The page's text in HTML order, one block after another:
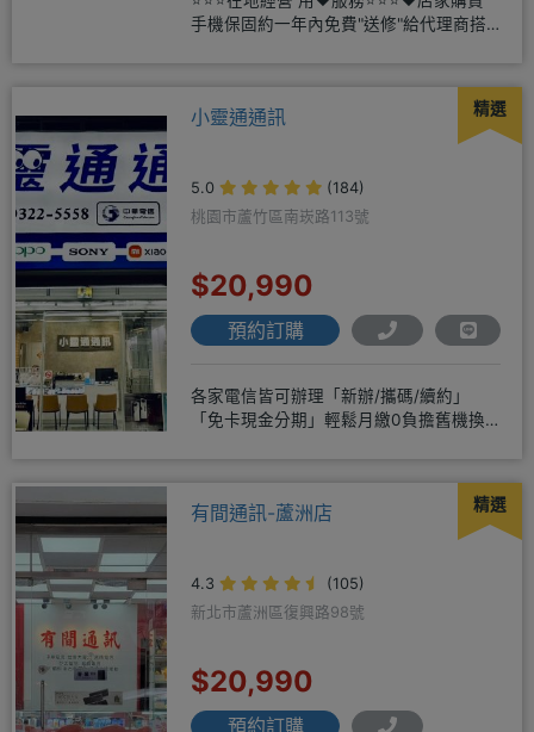
手機保固約一年內免費"送修"給代理商搭
精選
小靈通通訊
5.0
(184)
桃園市蘆竹區南崁路113號
$20,990
預約訂購
各家電信皆可辦理「新辦/攜碼/續約」
「免卡現金分期」輕鬆月繳0負擔舊機換
精選
有間通訊-蘆洲店
4.3
(105)
新北市蘆洲區復興路98號
$20,990
預約訂購